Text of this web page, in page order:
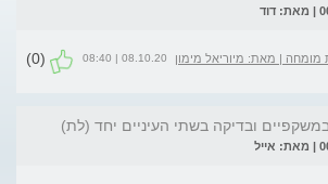
מומחה | מאת: מיוריאל מימון 08.10.20 | 08:40
(0)
ובדיקה בשתי העיניים יחד (לת)